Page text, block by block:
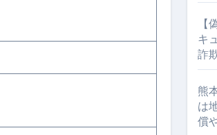
#アーモンド #ダイエット #筋トレ #
ちらを選びますか？ #shorts
キ
詐
熊
は
償